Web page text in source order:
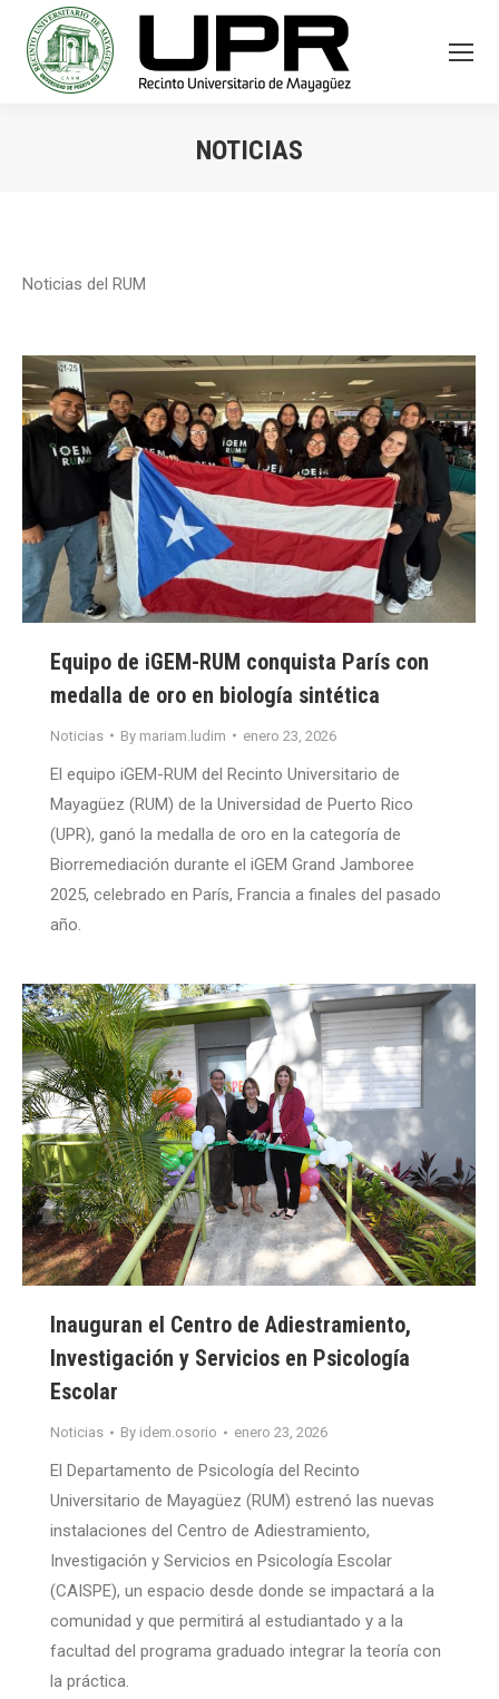
NOTICIAS
Noticias del RUM
Equipo de iGEM-RUM conquista París con
medalla de oro en biología sintética
Noticias By mariam.ludim enero 23, 2026
El equipo iGEM-RUM del Recinto Universitario de
Mayagüez (RUM) de la Universidad de Puerto Rico
(UPR), ganó la medalla de oro en la categoría de
Biorremediación durante el iGEM Grand Jamboree
2025, celebrado en París, Francia a finales del pasado
año.
Inauguran el Centro de Adiestramiento,
Investigación y Servicios en Psicología
Escolar
Noticias By idem.osorio enero 23, 2026
El Departamento de Psicología del Recinto
Universitario de Mayagüez (RUM) estrenó las nuevas
instalaciones del Centro de Adiestramiento,
Investigación y Servicios en Psicología Escolar
(CAISPE), un espacio desde donde se impactará a la
comunidad y que permitirá al estudiantado y a la
facultad del programa graduado integrar la teoría con
la práctica.